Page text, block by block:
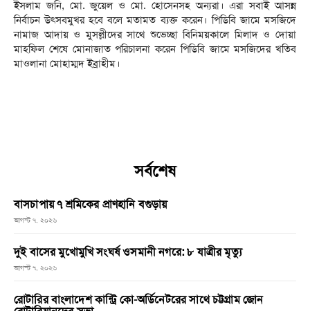
ইসলাম জনি, মো. জুয়েল ও মো. হোসেনসহ অন্যরা। এরা সবাই আসন্ন
নির্বাচন উৎসবমুখর হবে বলে মতামত ব্যক্ত করেন। পিডিবি জামে মসজিদে
নামাজ আদায় ও মুসল্লীদের সাথে শুভেচ্ছা বিনিময়কালে মিলাদ ও দোয়া
মাহফিল শেষে মোনাজাত পরিচালনা করেন পিডিবি জামে মসজিদের খতিব
মাওলানা মোহাম্মদ ইব্রাহীম।
সর্বশেষ
বাসচাপায় ৭ শ্রমিকের প্রাণহানি বগুড়ায়
আগস্ট ৭, ২০২৬
দুই বাসের মুখোমুখি সংঘর্ষ ওসমানী নগরে: ৮ যাত্রীর মৃত্যু
আগস্ট ৭, ২০২৬
রোটারির বাংলাদেশ কান্ট্রি কো-অর্ডিনেটরের সাথে চট্টগ্রাম জোন